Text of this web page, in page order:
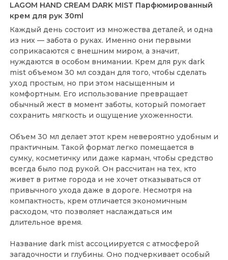
LAGOM HAND CREAM DARK MIST Парфюмированный
крем для рук 30ml
Каждый день состоит из множества деталей, и одна
из них — забота о руках. Именно они первыми
соприкасаются с внешним миром, а значит,
нуждаются в особом внимании. Крем для рук dark
mist объемом 30 мл создан для того, чтобы сделать
уход простым, но при этом насыщенным и
комфортным. Его использование превращает
обычный жест в момент заботы, который помогает
сохранить мягкость и ощущение ухоженности.
Объем 30 мл делает этот крем невероятно удобным и
практичным. Такой формат легко помещается в
сумку, косметичку или даже карман, чтобы средство
всегда было под рукой. Он рассчитан на тех, кто
живет в ритме города и не хочет отказываться от
привычного ухода даже в дороге. Несмотря на
компактность, крем отличается экономичным
расходом, что позволяет наслаждаться им
длительное время.
Название dark mist ассоциируется с атмосферой
загадочности и глубины. Оно подчеркивает особый